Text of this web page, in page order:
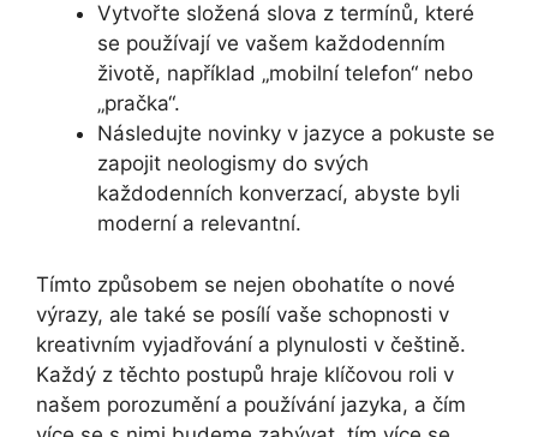
Vytvořte složená slova z termínů, které
se používají ve vašem každodenním
životě, například „mobilní telefon“ nebo
„pračka“.
Následujte novinky v jazyce a pokuste se
zapojit neologismy do svých
každodenních konverzací, abyste byli
moderní a relevantní.
Tímto způsobem se nejen obohatíte o nové
výrazy, ale také se posílí vaše schopnosti v
kreativním vyjadřování a plynulosti v češtině.
Každý z těchto postupů hraje klíčovou roli v
našem porozumění a používání jazyka, a čím